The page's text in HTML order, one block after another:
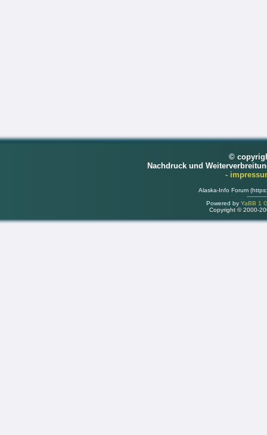
©
Nachdruck und
-
Alaska-Info Forum
Powered by YaBB 1
Copyright © 2000-